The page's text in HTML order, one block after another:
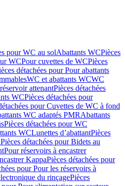
pour WC au solAbattants WCPièces
WCPour cuvettes de WCPièces
détachées pour Pour abattants
WC et abattants WCWC
attenantPièces détachées
WCPièces détachées pour
pour Cuvettes de WC à fond
WC adaptés PMRAbattants
Pièces détachées pour WC
WCLunettes d’abattantPièces
Pièces détachées pour Bidets au
Pour réservoirs à encastrer
KappaPièces détachées pour
pour Pour les réservoirs à
du rinçagePièces